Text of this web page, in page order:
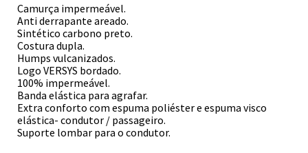
Camurça impermeável.
Anti derrapante areado.
Sintético carbono preto.
Costura dupla.
Humps vulcanizados.
Logo VERSYS bordado.
100% impermeável.
Banda elástica para agrafar.
Extra conforto com espuma poliéster e espuma visco
elástica- condutor / passageiro.
Suporte lombar para o condutor.